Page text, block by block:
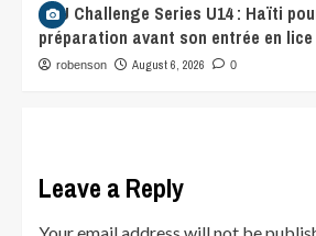
CFU Challenge Series U14 : Haïti
préparation avant son entrée en lice
robenson August 6, 2026 0
Leave a Reply